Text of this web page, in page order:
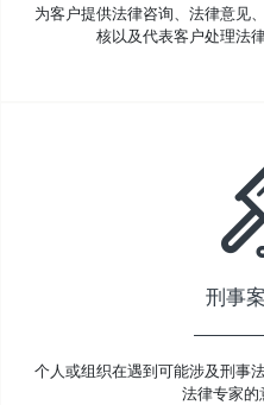
为客户提供法律咨询、法律意见
核以及代表客户处理法
刑事
个人或组织在遇到可能涉及刑事
法律专家的